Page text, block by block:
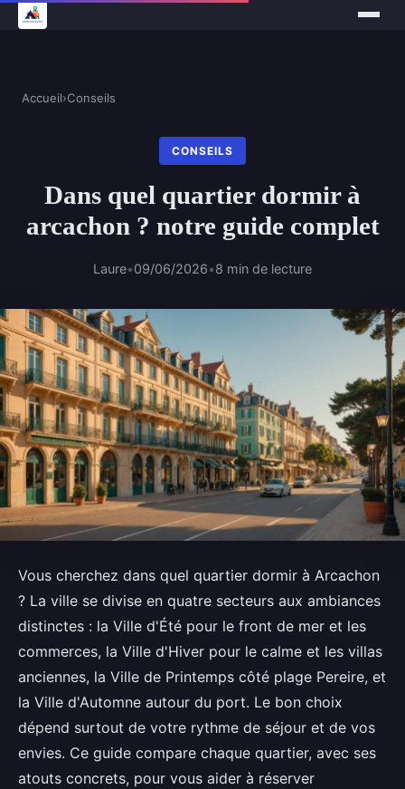
Accueil›Conseils
CONSEILS
Dans quel quartier dormir à
arcachon ? notre guide complet
Laure•09/06/2026•8 min de lecture
Vous cherchez dans quel quartier dormir à Arcachon
? La ville se divise en quatre secteurs aux ambiances
distinctes : la Ville d'Été pour le front de mer et les
commerces, la Ville d'Hiver pour le calme et les villas
anciennes, la Ville de Printemps côté plage Pereire, et
la Ville d'Automne autour du port. Le bon choix
dépend surtout de votre rythme de séjour et de vos
envies. Ce guide compare chaque quartier, avec ses
atouts concrets, pour vous aider à réserver